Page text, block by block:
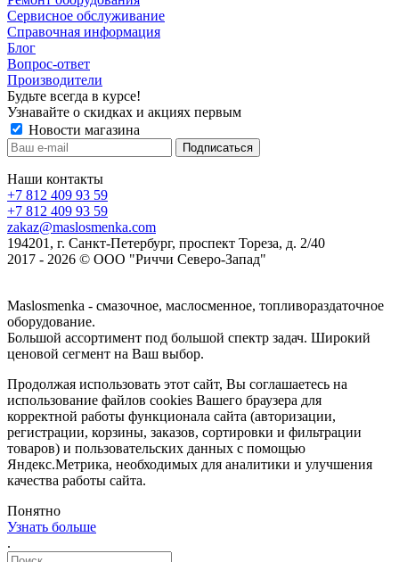
Сервисное обслуживание
Справочная информация
Блог
Вопрос-ответ
Производители
Будьте всегда в курсе!
Узнавайте о скидках и акциях первым
Новости магазина
Наши контакты
+7 812 409 93 59
+7 812 409 93 59
zakaz@maslosmenka.com
194201, г. Санкт-Петербург, проспект Тореза, д. 2/40
2017 - 2026 © ООО "Риччи Северо-Запад"
Maslosmenka - смазочное, маслосменное, топливораздаточное
оборудование.
Большой ассортимент под большой спектр задач. Широкий
ценовой сегмент на Ваш выбор.
Продолжая использовать этот сайт, Вы соглашаетесь на
использование файлов cookies Вашего браузера для
корректной работы функционала сайта (авторизации,
регистрации, корзины, заказов, сортировки и фильтрации
товаров) и пользовательских данных с помощью
Яндекс.Метрика, необходимых для аналитики и улучшения
качества работы сайта.
Понятно
Узнать больше
.